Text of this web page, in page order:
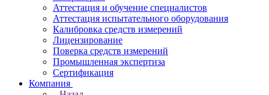
Аттестация и обучение специалистов
Аттестация испытательного оборудования
Калибровка средств измерений
Лицензирование
Поверка средств измерений
Промышленная экспертиза
Сертификация
Компания